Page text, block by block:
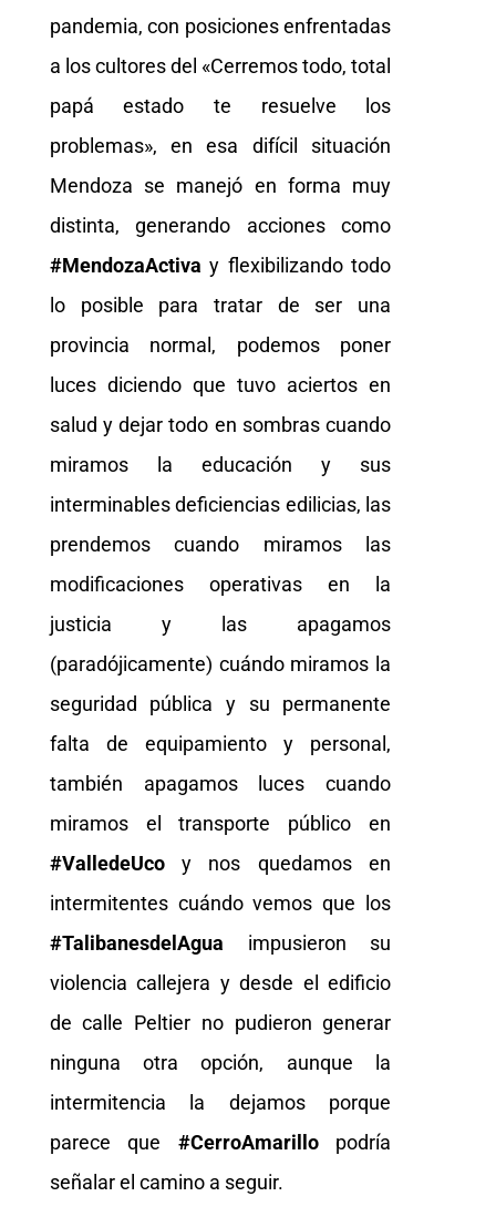
pandemia, con posiciones enfrentadas
a los cultores del «Cerremos todo, total
papá estado te resuelve los
problemas», en esa difícil situación
Mendoza se manejó en forma muy
distinta, generando acciones como
#MendozaActiva y flexibilizando todo
lo posible para tratar de ser una
provincia normal, podemos poner
luces diciendo que tuvo aciertos en
salud y dejar todo en sombras cuando
miramos la educación y sus
interminables deficiencias edilicias, las
prendemos cuando miramos las
modificaciones operativas en la
justicia y las apagamos
(paradójicamente) cuándo miramos la
seguridad pública y su permanente
falta de equipamiento y personal,
también apagamos luces cuando
miramos el transporte público en
#ValledeUcoy nos quedamos en
intermitentes cuándo vemos que los
#TalibanesdelAgua impusieron su
violencia callejera y desde el edificio
de calle Peltier no pudieron generar
ninguna otra opción, aunque la
intermitencia la dejamos porque
parece que #CerroAmarillopodría
señalar el camino a seguir.